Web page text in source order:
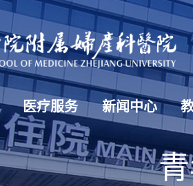
医疗服务 新闻中心